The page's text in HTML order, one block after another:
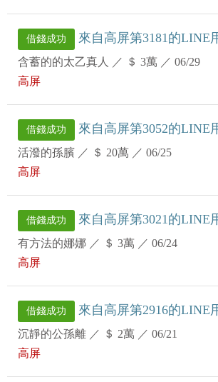
借錢成功 來自高屏第3181的LINE
含蓄的的太乙真人 ／ ＄ 3萬 ／ 06/29
高屏
借錢成功 來自高屏第3052的LINE
活潑的孫臏 ／ ＄ 20萬 ／ 06/25
高屏
借錢成功 來自高屏第3021的LINE
有方法的娜娜 ／ ＄ 3萬 ／ 06/24
高屏
借錢成功 來自高屏第2916的LINE
沉靜的公孫離 ／ ＄ 2萬 ／ 06/21
高屏